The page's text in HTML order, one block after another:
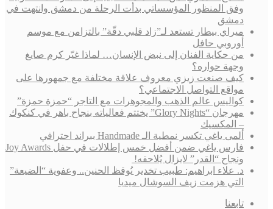
وفق المنظور المؤسساتي بدأت الرحلة من دمشق وانتهت في
دمشق
ميراي بيطار تستعد لـ”زاد قلبي دقّة” بالتزامن مع موسم
أوروبي حافل
من حكاية الفنان إلى نبض الإنسان… لماذا غيّر كرم صايغ
وجهة حواره؟
كيف صنعت زيزي معروف علاقة مختلفة مع جمهورها على
مواقع التواصل الاجتماعي؟
كواليس عالم الذهب والمجوهرات مع التاجر “حمزة حمزة”
مهرجان “Glory Nights” يختتم فعالياته بنجاح باهر في كنكوك
– المكسيك
ألمى ياغي تكسر نمطية الـ Handmade ببراند احترافي
فارس ياغي ضمن أفضل خمس إطلالات في حفل Joy Awards
ونجاح “القدر” لايزال يُلاحقه!
د. علاء ابراهيم: طبيب تخدير يُوقظ الحنين.. وعفوية “الضيعة”
التي هزمت زيف السوشال ميديا
تابعنا